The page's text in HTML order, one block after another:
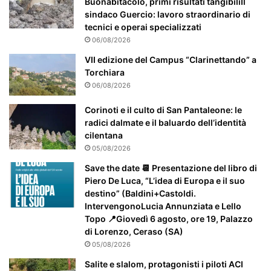
l
a
n
t
e
a
t
t
e
n
sindaco Guercio: lavoro straordinario di
tecnici e operai specializzati
06/08/2026
VII edizione del Campus “Clarinettando” a
Torchiara
06/08/2026
Corinoti e il culto di San Pantaleone: le
radici dalmate e il baluardo dell’identità
cilentana
05/08/2026
Save the date 📆 Presentazione del libro di
Piero De Luca, “L’idea di Europa e il suo
destino” (Baldini+Castoldi.
IntervengonoLucia Annunziata e Lello
Topo 📍Giovedì 6 agosto, ore 19, Palazzo
di Lorenzo, Ceraso (SA)
05/08/2026
Salite e slalom, protagonisti i piloti ACI